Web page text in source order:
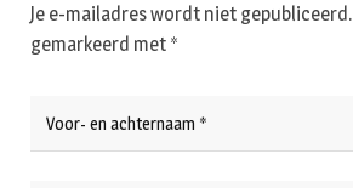
Je e-mailadres wordt niet gepubliceerd.
gemarkeerd met *